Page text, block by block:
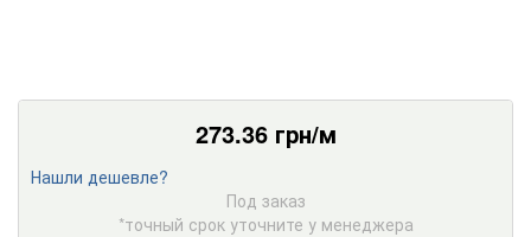
273.36грн/м
Нашли дешевле?
Под заказ
*точный срок уточните у менеджера